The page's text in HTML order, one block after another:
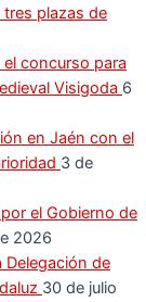
plazas de
concurso para
Visigoda 6
en Jaén con el
3 de
el Gobierno de
2026
Delegación de
30 de julio